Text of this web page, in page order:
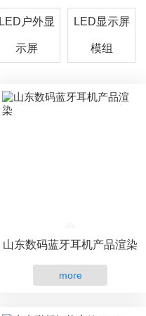
LED户外显
示屏
LED显示屏
模组
山东数码蓝牙耳机产品渲染
more